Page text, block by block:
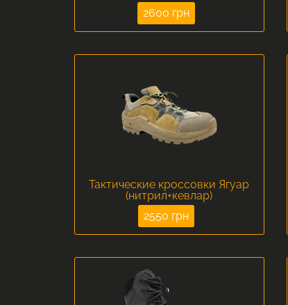
2600 грн
Тактические кроссовки Ягуар
(нитрил+кевлар)
2550 грн